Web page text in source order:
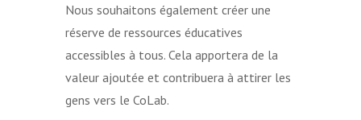
Nous souhaitons également créer une
réserve de ressources éducatives
accessibles à tous. Cela apportera de la
valeur ajoutée et contribuera à attirer les
gens vers le CoLab.